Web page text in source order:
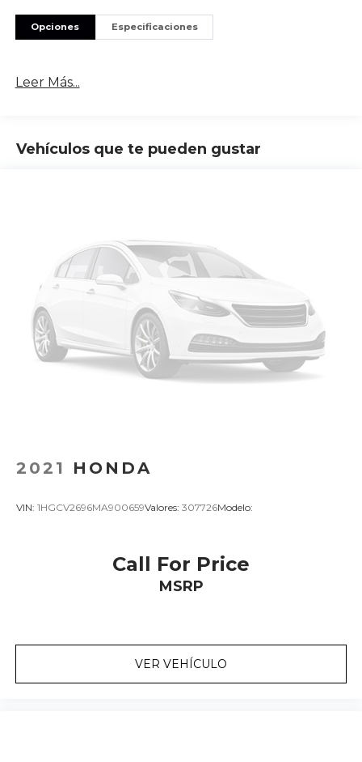
Opciones Especificaciones
Leer Más...
Vehículos que te pueden gustar
2021 HONDA
VIN: 1HGCV2696MA900659Valores: 307726Modelo:
Call For Price
MSRP
VER VEHÍCULO